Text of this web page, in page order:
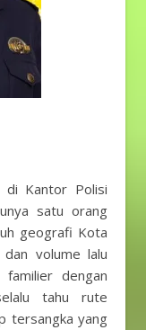
di Kantor Polisi
satu orang
geografi Kota
volume lalu
dengan
tahu rute
tersangka yang